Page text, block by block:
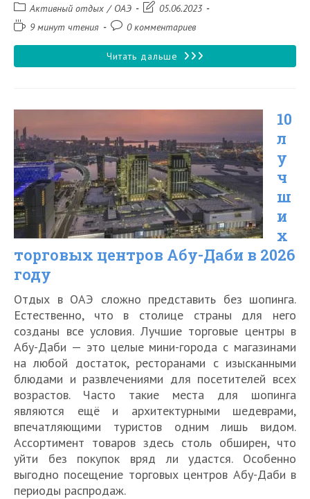
Рубрика
записи:
Активный отдых / ОАЭ
Запись05.06.2023
Время9 минут чтения
Комментарии
записи:
0 комментариев
Читать дальше 10
Дубая,
где
можно
потанцевать
в
2026
10
л
у
ч
ш
и
х
торговых центров Абу-Даби в 2026
году
Отдых в ОАЭ сложно представить без шопинга.
Естественно, что в столице страны для него
созданы все условия. Лучшие торговые центры в
Абу-Даби — это целые мини-города с магазинами
на любой достаток, ресторанами с изысканными
блюдами и развлечениями для посетителей всех
возрастов. Часто такие места для шопинга
являются ещё и архитектурными шедеврами,
впечатляющими туристов одним лишь видом.
Ассортимент товаров здесь столь обширен, что
уйти без покупок вряд ли удастся. Особенно
выгодно посещение торговых центров Абу-Даби в
периоды распродаж.